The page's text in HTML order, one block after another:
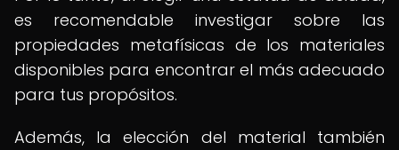
es recomendable investigar sobre las
propiedades metafísicas de los materiales
disponibles para encontrar el más adecuado
para tus propósitos.
Además, la elección del material también